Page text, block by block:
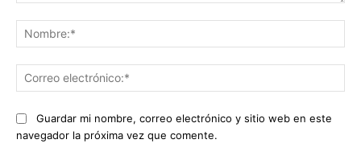
Guardar mi nombre, correo electrónico y sitio web en este
navegador la próxima vez que comente.